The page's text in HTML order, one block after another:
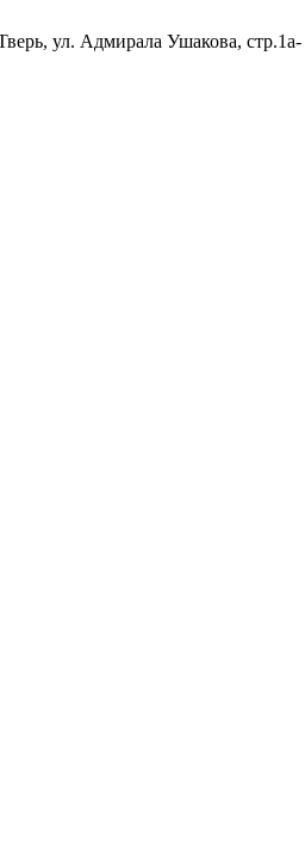
ул. Адмирала Ушакова, стр.1а-